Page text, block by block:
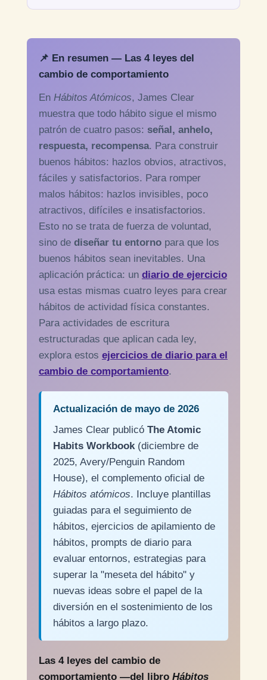
📌 En resumen — Las 4 leyes del
cambio de comportamiento
En Hábitos Atómicos, James Clear
muestra que todo hábito sigue el mismo
patrón de cuatro pasos: señal, anhelo,
respuesta, recompensa. Para construir
buenos hábitos: hazlos obvios, atractivos,
fáciles y satisfactorios. Para romper
malos hábitos: hazlos invisibles, poco
atractivos, difíciles e insatisfactorios.
Esto no se trata de fuerza de voluntad,
sino de diseñar tu entornopara que los
buenos hábitos sean inevitables. Una
aplicación práctica: un diario de ejercicio
usa estas mismas cuatro leyes para crear
hábitos de actividad física constantes.
Para actividades de escritura
estructuradas que aplican cada ley,
explora estos ejercicios de diario para el
cambio de comportamiento.
Actualización de mayo de 2026
James Clear publicó The Atomic
Habits Workbook(diciembre de
2025, Avery/Penguin Random
House), el complemento oficial de
Hábitos atómicos. Incluye plantillas
guiadas para el seguimiento de
hábitos, ejercicios de apilamiento de
hábitos, prompts de diario para
evaluar entornos, estrategias para
superar la "meseta del hábito" y
nuevas ideas sobre el papel de la
diversión en el sostenimiento de los
hábitos a largo plazo.
Las 4 leyes del cambio de
comportamiento —del libro Hábitos